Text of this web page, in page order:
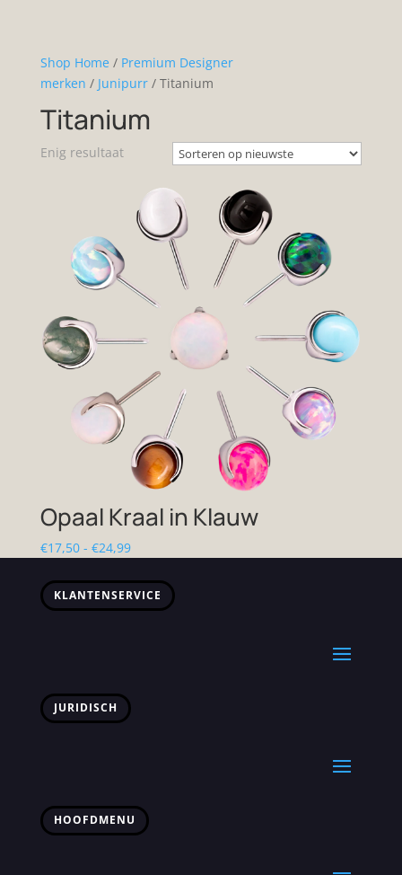
Shop Home / Premium Designer
merken / Junipurr/ Titanium
Titanium
Enig resultaat
Opaal Kraal in Klauw
€17,50 - €24,99Prijsklasse:
tot
€24,99
KLANTENSERVICE
JURIDISCH
HOOFDMENU